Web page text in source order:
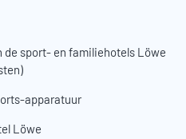
de sport- en familiehotels Löwe
apparatuur
Löwe